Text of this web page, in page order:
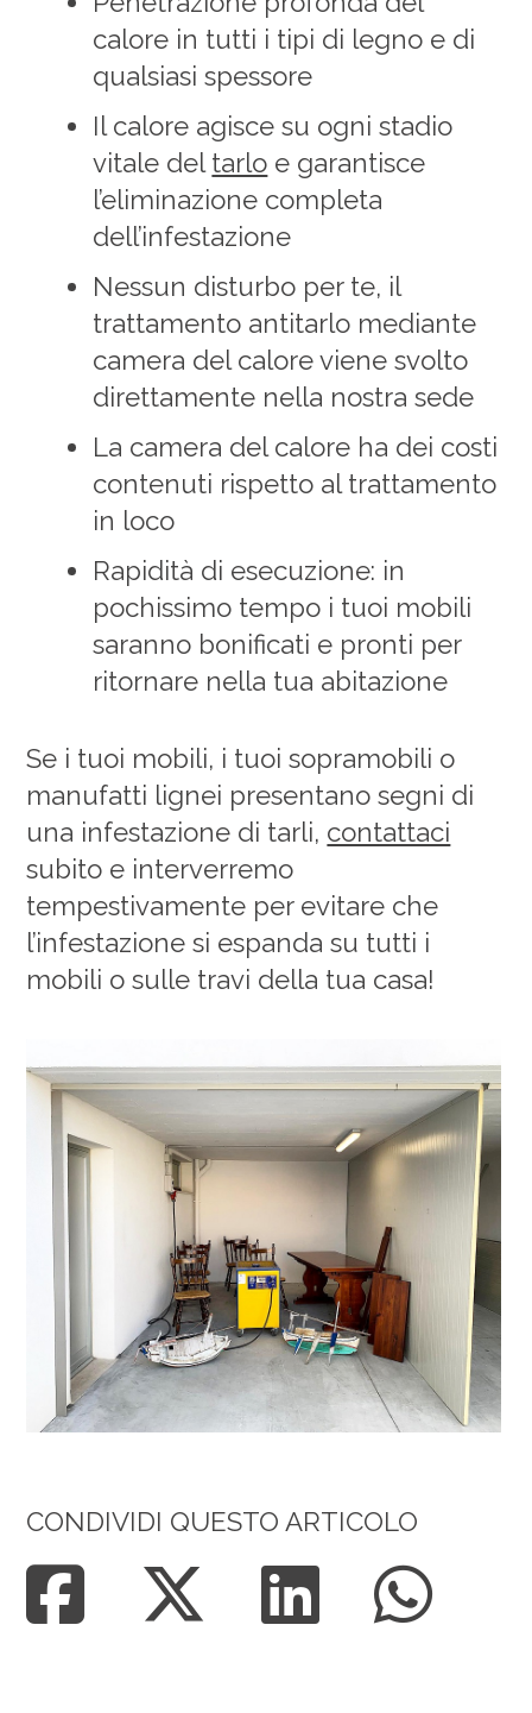
calore in tutti i tipi di legno e di
qualsiasi spessore
Il calore agisce su ogni stadio
vitale del tarlo e garantisce
l’eliminazione completa
dell’infestazione
Nessun disturbo per te, il
trattamento antitarlo mediante
camera del calore viene svolto
direttamente nella nostra sede
La camera del calore ha dei costi
contenuti rispetto al trattamento
in loco
Rapidità di esecuzione: in
pochissimo tempo i tuoi mobili
saranno bonificati e pronti per
ritornare nella tua abitazione
Se i tuoi mobili, i tuoi sopramobili o
manufatti lignei presentano segni di
una infestazione di tarli, contattaci
subito e interverremo
tempestivamente per evitare che
l’infestazione si espanda su tutti i
mobili o sulle travi della tua casa!
CONDIVIDI QUESTO ARTICOLO